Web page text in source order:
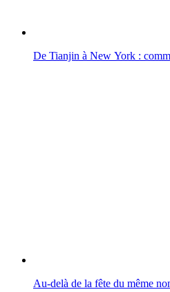
De Tianjin à New York :
Au-delà de la fête du même